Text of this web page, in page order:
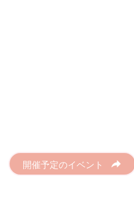
開催予定のイベント